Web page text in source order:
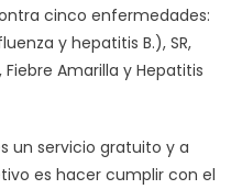
cinco enfermedades:
y hepatitis B.), SR,
Amarilla y Hepatitis
un servicio gratuito y a
es hacer cumplir con el